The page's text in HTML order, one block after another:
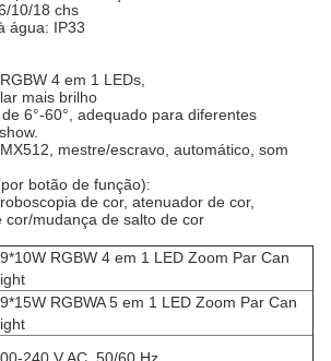
10/18 chs
água: IP33
4 em 1 LEDs,
mais brilho
6°-60°, adequado para diferentes
mestre/escravo, automático, som
botão de função):
de cor, atenuador de cor,
cor/mudança de salto de cor
RGBW 4 em 1 LED Zoom Par Can
RGBWA 5 em 1 LED Zoom Par Can